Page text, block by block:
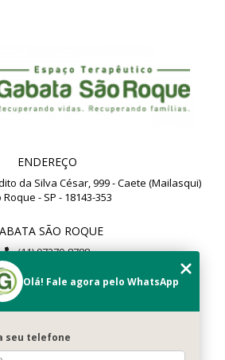
ENDEREÇO
da Silva César, 999 - Caete (Mailasqui)
Roque - SP - 18143-353
SÃO ROQUE
(11) 97279-8788
(11) 99112-8504
Home
Olá! Fale agora pelo WhatsApp
seu telefone